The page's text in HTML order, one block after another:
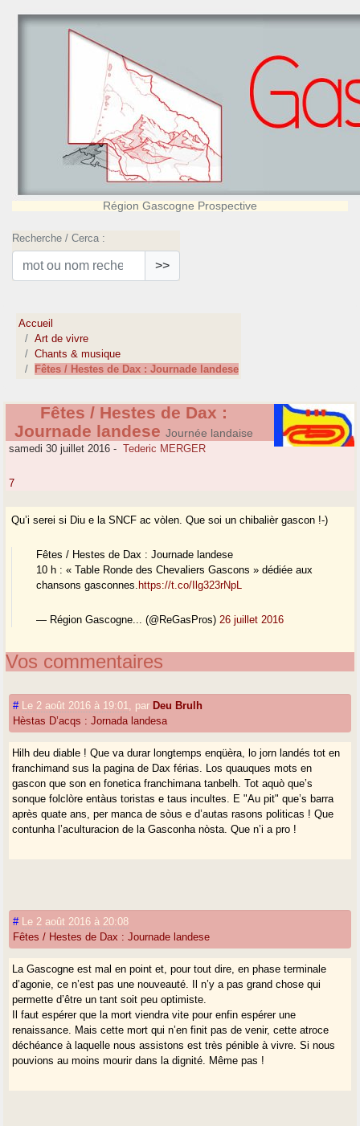
Région Gascogne Prospective
Recherche / Cerca :
>>
Accueil
Art de vivre
Chants & musique
Fêtes / Hestes de Dax : Journade landese
Fêtes / Hestes de Dax :
Journade landese Journée landaise
samedi 30 juillet 2016 - Tederic MERGER
7
Qu’i serei si Diu e la SNCF ac vòlen. Que soi un chibalièr gascon !-)
Fêtes / Hestes de Dax : Journade landese
10 h : « Table Ronde des Chevaliers Gascons » dédiée aux
chansons gasconnes. https://t.co/Ilg323rNpL
— Région Gascogne... (@ReGasPros)26 juillet 2016
Vos commentaires
# Le 2 août 2016 à 19:01 par Deu Brulh
Hèstas D’acqs : Jornada landesa
Hilh deu diable ! Que va durar longtemps enqüèra, lo jorn landés tot en
franchimand sus la pagina de Dax férias. Los quauques mots en
gascon que son en fonetica franchimana tanbelh. Tot aquò que’s
sonque folclòre entàus toristas e taus incultes. E "Au pit" que’s barra
après quate ans, per manca de sòus e d’autas rasons politicas ! Que
contunha l’aculturacion de la Gasconha nòsta. Que n’i a pro !
#
Le 2 août 2016 à 20:08
Fêtes / Hestes de Dax : Journade landese
La Gascogne est mal en point et, pour tout dire, en phase terminale
d’agonie, ce n’est pas une nouveauté. Il n’y a pas grand chose qui
permette d’être un tant soit peu optimiste.
Il faut espérer que la mort viendra vite pour enfin espérer une
renaissance. Mais cette mort qui n’en finit pas de venir, cette atroce
déchéance à laquelle nous assistons est très pénible à vivre. Si nous
pouvions au moins mourir dans la dignité. Même pas !